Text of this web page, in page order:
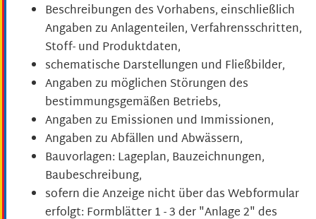
Beschreibungen des Vorhabens, einschließlich
Angaben zu Anlagenteilen, Verfahrensschritten,
Stoff- und Produktdaten,
schematische Darstellungen und Fließbilder,
Angaben zu möglichen Störungen des
bestimmungsgemäßen Betriebs,
Angaben zu Emissionen und Immissionen,
Angaben zu Abfällen und Abwässern,
Bauvorlagen: Lageplan, Bauzeichnungen,
Baubeschreibung,
sofern die Anzeige nicht über das Webformular
erfolgt: Formblätter 1 - 3 der "Anlage 2" des